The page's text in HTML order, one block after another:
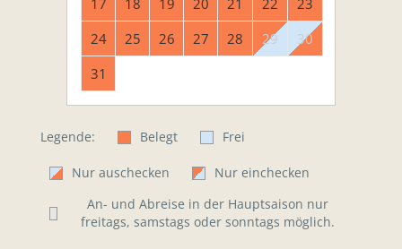
17 18 19 20 21 22
23
24
25 26 27 28 29
30
31
Legende: Belegt Frei
Nur auschecken
Nur einchecken
An- und Abreise in der Hauptsaison nur
freitags, samstags oder sonntags möglich.